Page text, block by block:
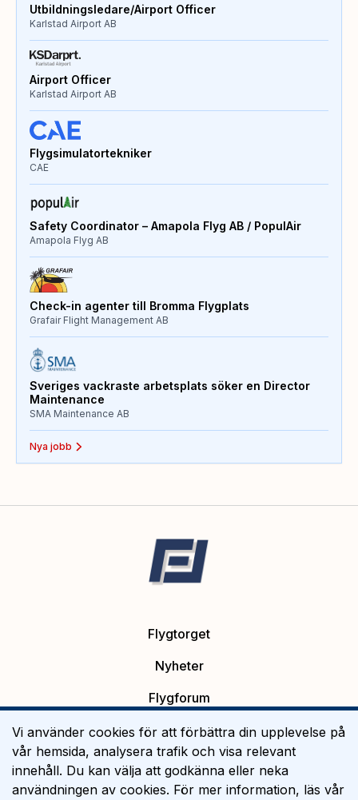
Utbildningsledare/Airport Officer
Karlstad Airport AB
Airport Officer
Karlstad Airport AB
Flygsimulatortekniker
CAE
Safety Coordinator – Amapola Flyg AB / PopulAir
Amapola Flyg AB
Check-in agenter till Bromma Flygplats
Grafair Flight Management AB
Sveriges vackraste arbetsplats söker en Director
Maintenance
SMA Maintenance AB
Nya jobb
Flygtorget
Nyheter
Flygforum
Platsannonser
Flygutbildning
Om Flygtorget
Vi använder cookies för att förbättra din upplevelse på
vår hemsida, analysera trafik och visa relevant
innehåll. Du kan välja att godkänna eller neka
användningen av cookies. För mer information, läs vår